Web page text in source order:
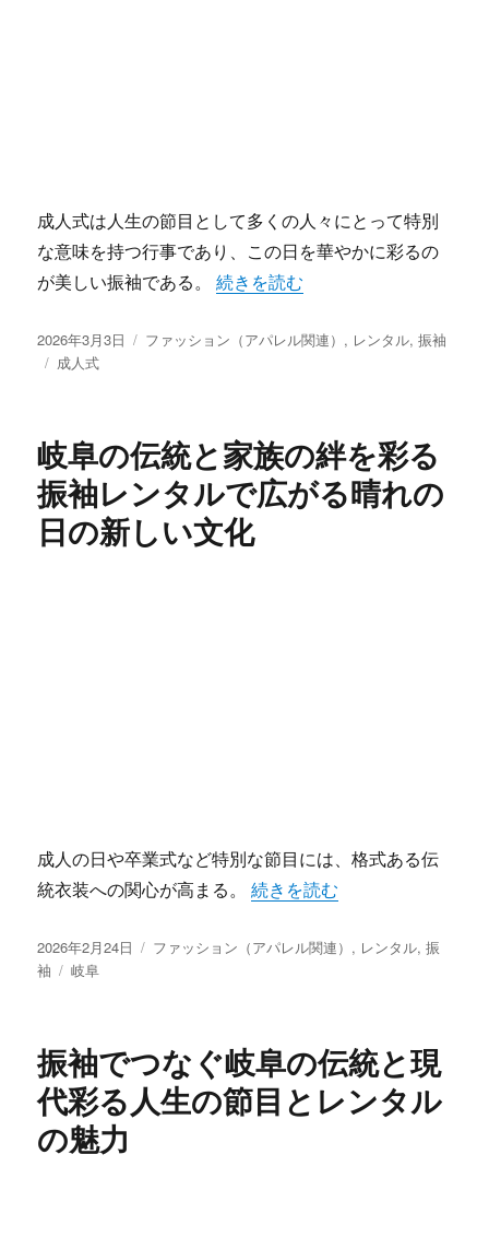
成人式は人生の節目として多くの人々にとって特別
な意味を持つ行事であり、この日を華やかに彩るの
が美しい振袖である。“振袖で彩る現代の成人式文化と
続きを読む
投
稿
2026年3月3日
カ
ファッション（アパレル関連） , レンタル,振袖
タ
成人式
岐阜の伝統と家族の絆を彩る
振袖レンタルで広がる晴れの
日の新しい文化
成人の日や卒業式など特別な節目には、格式ある伝
統衣装への関心が高まる。“岐阜の伝統と家族の絆を彩
続きを読む
投
稿
2026年2月24日
カ
ファッション（アパレル関連） , レンタル,振
袖
タ
岐阜
振袖でつなぐ岐阜の伝統と現
代彩る人生の節目とレンタル
の魅力